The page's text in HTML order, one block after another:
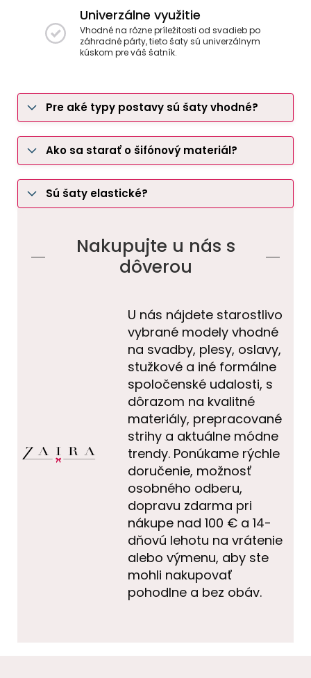
Univerzálne využitie
Vhodné na rôzne príležitosti od svadieb po
záhradné párty, tieto šaty sú univerzálnym
kúskom pre váš šatník.
Pre aké typy postavy sú šaty vhodné?
Ako sa starať o šifónový materiál?
Sú šaty elastické?
Nakupujte u nás s
dôverou
U nás nájdete starostlivo
vybrané modely vhodné
na svadby, plesy, oslavy,
stužkové a iné formálne
spoločenské udalosti, s
dôrazom na kvalitné
materiály, prepracované
strihy a aktuálne módne
trendy. Ponúkame rýchle
doručenie, možnosť
osobného odberu,
dopravu zdarma pri
nákupe nad 100 € a 14-
dňovú lehotu na vrátenie
alebo výmenu, aby ste
mohli nakupovať
pohodlne a bez obáv.